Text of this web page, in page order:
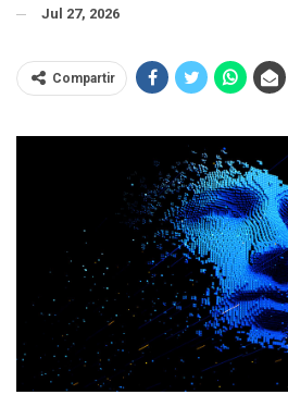
Jul 27, 2026
Compartir